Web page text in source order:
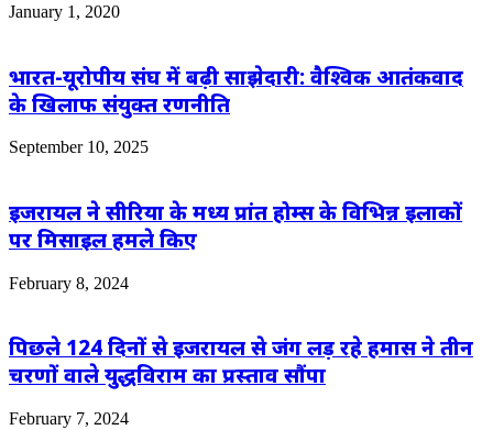
January 1, 2020
भारत-यूरोपीय संघ में बढ़ी साझेदारी: वैश्विक आतंकवाद
के खिलाफ संयुक्त रणनीति
September 10, 2025
इजरायल ने सीरिया के मध्य प्रांत होम्स के विभिन्न इलाकों
पर मिसाइल हमले किए
February 8, 2024
पिछले 124 दिनों से इजरायल से जंग लड़ रहे हमास ने तीन
चरणों वाले युद्धविराम का प्रस्ताव सौंपा
February 7, 2024